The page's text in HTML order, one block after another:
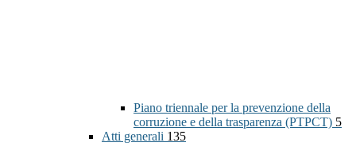
Piano triennale per la prevenzione della
corruzione e della trasparenza (PTPCT) 5
Atti generali 135